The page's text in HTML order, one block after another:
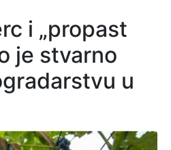
i „propast
je stvarno
u